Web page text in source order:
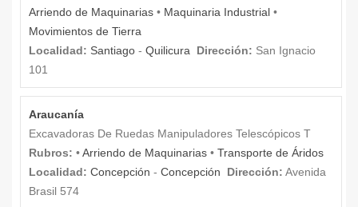
Arriendo de Maquinarias • Maquinaria Industrial •
Movimientos de Tierra
Localidad: Santiago - Quilicura Dirección: San Ignacio
101
Araucanía
Excavadoras De Ruedas Manipuladores Telescópicos T
Rubros: •Arriendo de Maquinarias • Transporte de Áridos
Localidad: Concepción - Concepción Dirección: Avenida
Brasil 574